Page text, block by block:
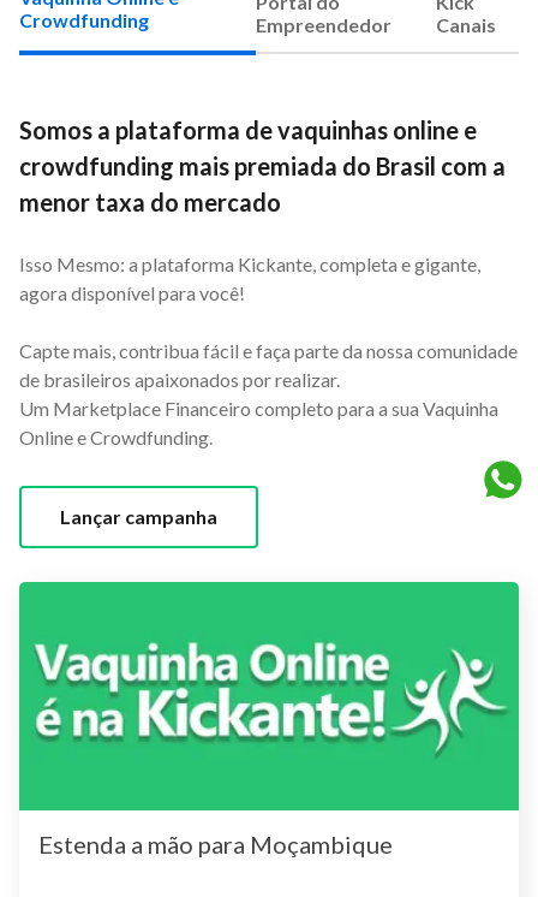
Crowdfunding
Empreendedor
Canais
Somos a plataforma de vaquinhas online e
crowdfunding mais premiada do Brasil com a
menor taxa do mercado
Isso Mesmo: a plataforma Kickante, completa e gigante,
agora disponível para você!
Capte mais, contribua fácil e faça parte da nossa comunidade
de brasileiros apaixonados por realizar.
Um Marketplace Financeiro completo para a sua Vaquinha
Online e Crowdfunding.
Lançar campanha
Estenda a mão para Moçambique